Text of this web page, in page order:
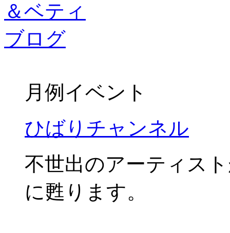
月例イベント
ひばりチャンネル
不世出のアーティス
に甦ります。